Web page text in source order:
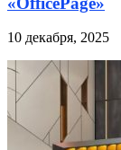
10 декабря, 2025